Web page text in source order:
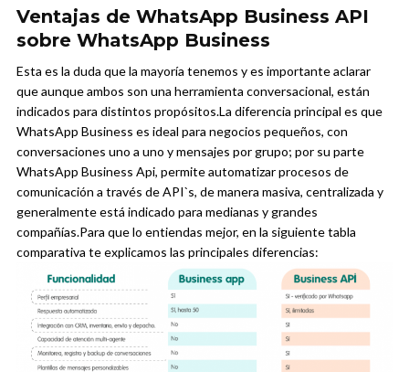
Ventajas de WhatsApp Business API
sobre WhatsApp Business
Esta es la duda que la mayoría tenemos y es importante aclarar
que aunque ambos son una herramienta conversacional, están
indicados para distintos propósitos.La diferencia principal es que
WhatsApp Business es ideal para negocios pequeños, con
conversaciones uno a uno y mensajes por grupo; por su parte
WhatsApp Business Api, permite automatizar procesos de
comunicación a través de API`s, de manera masiva, centralizada y
generalmente está indicado para medianas y grandes
compañías.Para que lo entiendas mejor, en la siguiente tabla
comparativa te explicamos las principales diferencias: